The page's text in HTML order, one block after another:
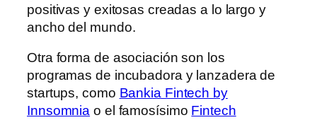
positivas y exitosas creadas a lo largo y
ancho del mundo.
Otra forma de asociación son los
programas de incubadora y lanzadera de
startups, como Bankia Fintech by
Innsomnia o el famosísimo Fintech